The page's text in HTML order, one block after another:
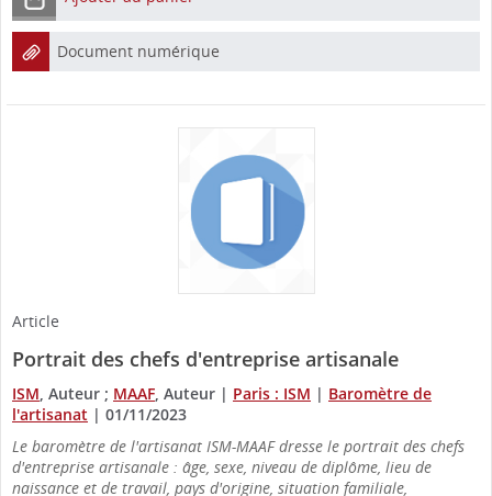
Document numérique
Article
Portrait des chefs d'entreprise artisanale
ISM , Auteur ; MAAF , Auteur | Paris : ISM | Baromètre de
l'artisanat | 01/11/2023
Le baromètre de l'artisanat ISM-MAAF dresse le portrait des chefs
d'entreprise artisanale : âge, sexe, niveau de diplôme, lieu de
naissance et de travail, pays d'origine, situation familiale,